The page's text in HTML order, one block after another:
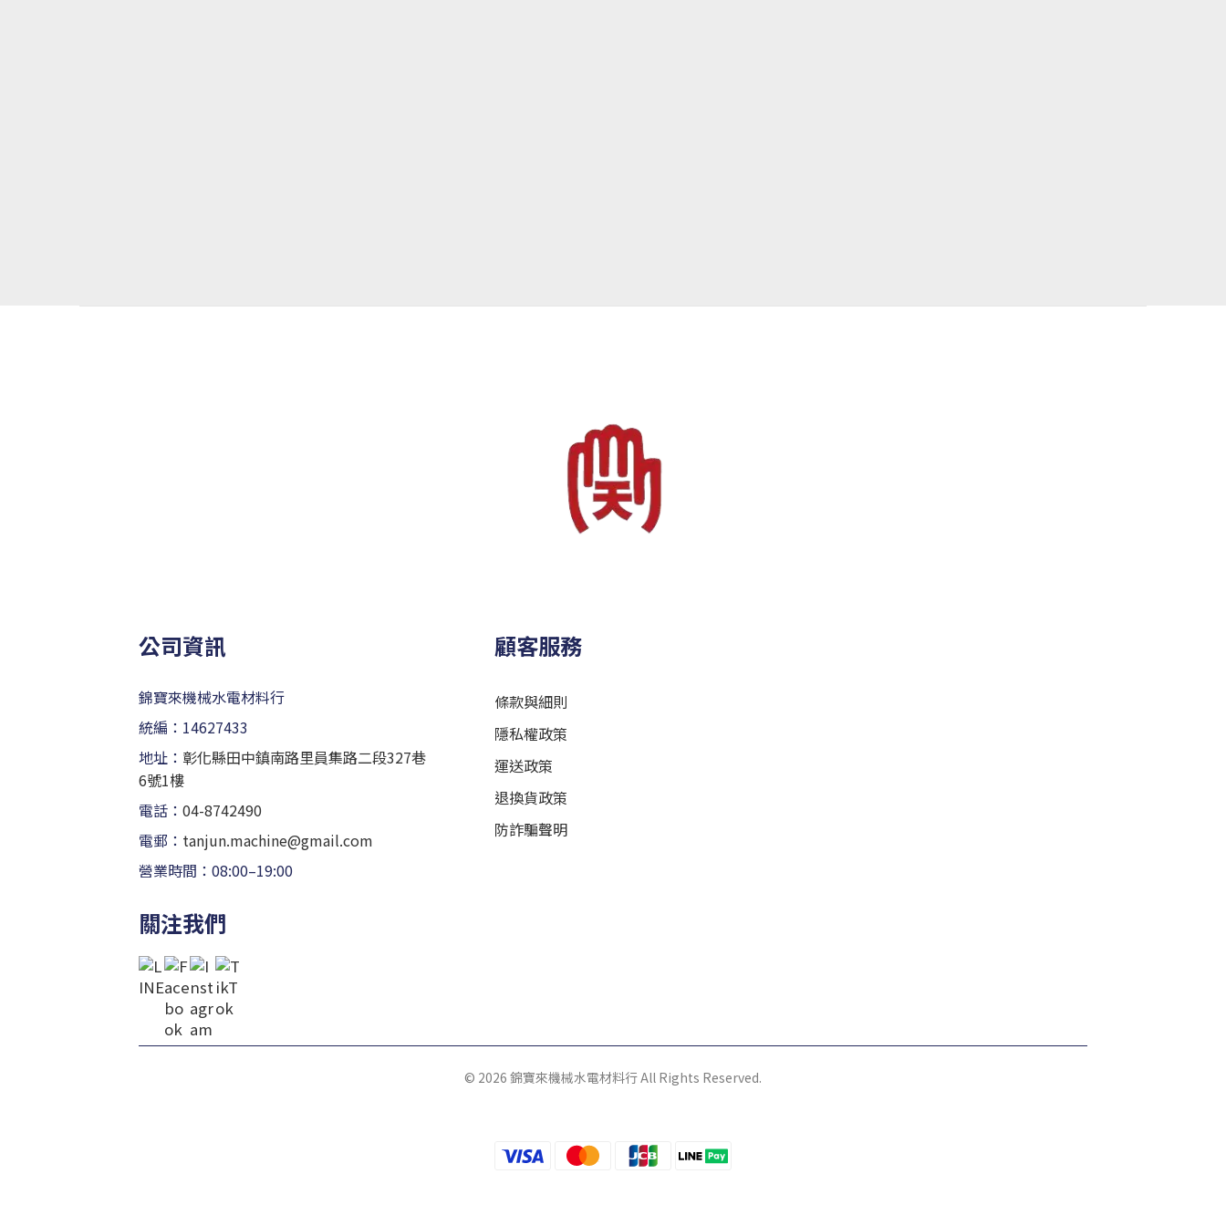
公司資訊
錦寶來機械水電材料行
統編：14627433
地址： 彰化縣田中鎮南路里員集路二段327巷
6號1樓
電話： 04-8742490
電郵： tanjun.machine@gmail.com
營業時間：08:00–19:00
關注我們
顧客服務
條款與細則
隱私權政策
運送政策
退換貨政策
防詐騙聲明
© 2026 錦寶來機械水電材料行 All Rights Reserved.